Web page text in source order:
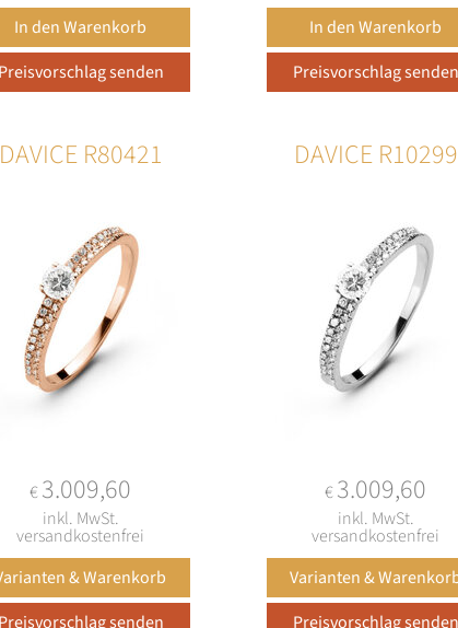
DAVICE R80421
€3.009,60
inkl. MwSt.
versandkostenfrei
DAVICE R10299
€3.009,60
inkl. MwSt.
versandkostenfrei